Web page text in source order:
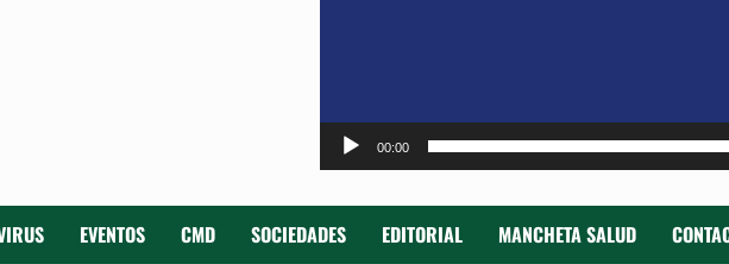
00:00
EVENTOS CMD SOCIEDADES EDITORIAL MANCHETA SALUD